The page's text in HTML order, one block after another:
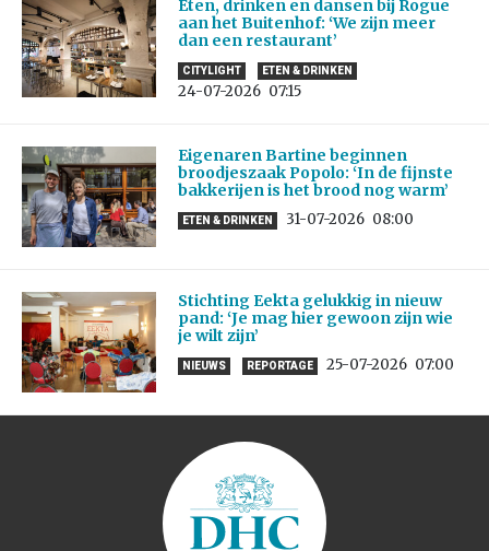
Eten, drinken en dansen bij Rogue
aan het Buitenhof: ‘We zijn meer
dan een restaurant’
CITYLIGHT ETEN & DRINKEN
24-07-2026 07:15
Eigenaren Bartine beginnen
broodjeszaak Popolo: ‘In de fijnste
bakkerijen is het brood nog warm’
ETEN & DRINKEN 31-07-2026 08:00
Stichting Eekta gelukkig in nieuw
pand: ‘Je mag hier gewoon zijn wie
je wilt zijn’
NIEUWS REPORTAGE 25-07-2026 07:00